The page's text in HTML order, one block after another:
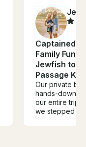
Captained,
Family Fun
Jewfish to
Passage Key
Our private
hands-down
our entire trip!
we stepped